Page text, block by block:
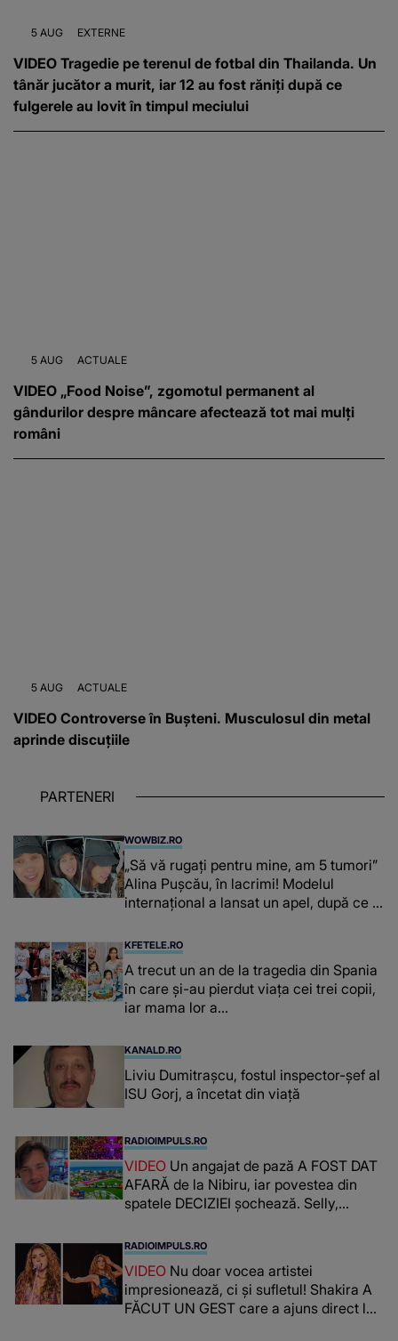
5 AUG EXTERNE
VIDEO Tragedie pe terenul de fotbal din Thailanda. Un
tânăr jucător a murit, iar 12 au fost răniți după ce
fulgerele au lovit în timpul meciului
5 AUG ACTUALE
VIDEO „Food Noise”, zgomotul permanent al
gândurilor despre mâncare afectează tot mai mulți
români
5 AUG ACTUALE
VIDEO Controverse în Bușteni. Musculosul din metal
aprinde discuțiile
PARTENERI
WOWBIZ.RO
„Să vă rugați pentru mine, am 5 tumori”
Alina Pușcău, în lacrimi! Modelul
internațional a lansat un apel, după ce a
KFETELE.RO
A trecut un an de la tragedia din Spania
în care și-au pierdut viața cei trei copii,
iar mama lor a…
KANALD.RO
Liviu Dumitrașcu, fostul inspector-șef al
ISU Gorj, a încetat din viață
RADIOIMPULS.RO
VIDEO Un angajat de pază A FOST DAT
AFARĂ de la Nibiru, iar povestea din
spatele DECIZIEI șochează. Selly,
CREDEA CĂ VA VEDEA AȘA CEVA: "Fix
în fața unui..."
RADIOIMPULS.RO
VIDEO Nu doar vocea artistei
impresionează, ci și sufletul! Shakira A
FĂCUT UN GEST care a ajuns direct la